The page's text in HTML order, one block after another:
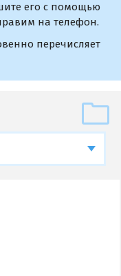
его с помощью
на телефон.
перечисляет